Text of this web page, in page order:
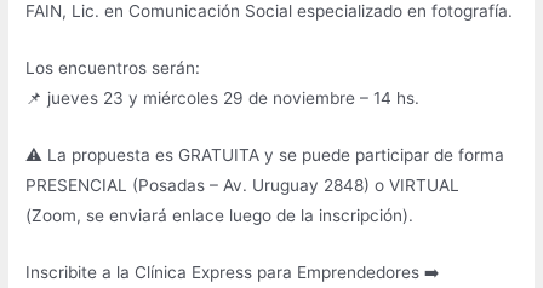
FAIN, Lic. en Comunicación Social especializado en fotografía.
Los encuentros serán:
📌 jueves 23 y miércoles 29 de noviembre – 14 hs.
⚠ La propuesta es GRATUITA y se puede participar de forma
PRESENCIAL (Posadas – Av. Uruguay 2848) o VIRTUAL
(Zoom, se enviará enlace luego de la inscripción).
Inscribite a la Clínica Express para Emprendedores ➡️